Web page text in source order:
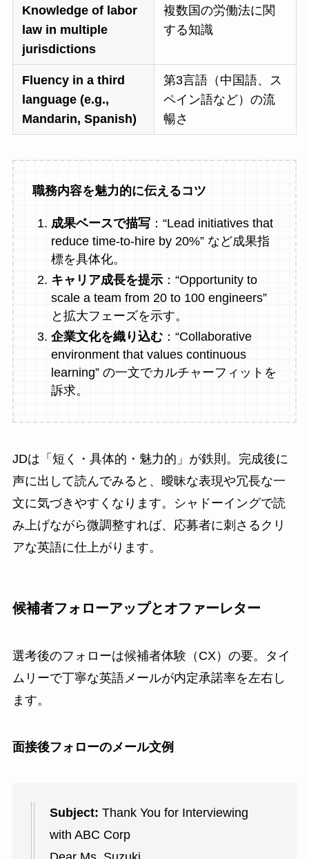
Knowledge of labor
law in multiple
jurisdictions
複数国の労働法に関
する知識
Fluency in a third
language (e.g.,
Mandarin, Spanish)
第3言語（中国語、ス
ペイン語など）の流
暢さ
職務内容を魅力的に伝えるコツ
成果ベースで描写：“Lead initiatives that
reduce time-to-hire by 20%” など成果指
標を具体化。
キャリア成長を提示：“Opportunity to
scale a team from 20 to 100 engineers”
と拡大フェーズを示す。
企業文化を織り込む：“Collaborative
environment that values continuous
learning” の一文でカルチャーフィットを
訴求。
JDは「短く・具体的・魅力的」が鉄則。完成後に
声に出して読んでみると、曖昧な表現や冗長な一
文に気づきやすくなります。シャドーイングで読
み上げながら微調整すれば、応募者に刺さるクリ
アな英語に仕上がります。
候補者フォローアップとオファーレター
選考後のフォローは候補者体験（CX）の要。タイ
ムリーで丁寧な英語メールが内定承諾率を左右し
ます。
面接後フォローのメール文例
Subject: Thank You for Interviewing
with ABC Corp